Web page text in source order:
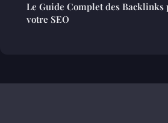
Le Guide Complet des
votre SEO